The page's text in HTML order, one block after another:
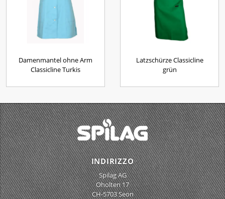
Damenmantel ohne Arm
Classicline Turkis
Latzschürze Classicline
grün
INDIRIZZO
Spilag AG
Oholten 17
CH-5703 Seon